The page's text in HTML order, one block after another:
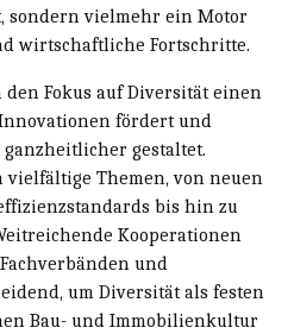
sondern vielmehr ein Motor
wirtschaftliche Fortschritte.
Fokus auf Diversität einen
fördert und
gestaltet.
Themen, von neuen
bis hin zu
Kooperationen
und
um Diversität als festen
Bau- und Immobilienkultur